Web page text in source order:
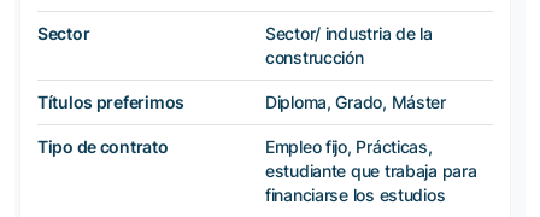
Sector
Sector/ industria de la
construcción
Títulos preferimos Diploma, Grado, Máster
Tipo de contrato
Empleo fijo, Prácticas,
estudiante que trabaja para
financiarse los estudios